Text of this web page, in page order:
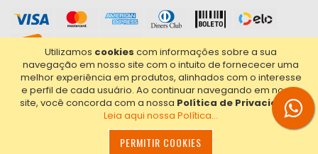
Utilizamos cookies com informações sobre a sua
navegação em nosso site com o intuito de fornececer uma
melhor experiência em produtos, alinhados com o interesse
e perfil de cada usuário. Ao continuar navegando em nosso
site, você concorda com a nossa Política de Privacidade.
Leia aqui nossa Política...
PERMITIR COOKIES
2021© Copyright Poligrafica Bazar Ltda- CNPJ 42.500.090/0001-
20 - Todos os direitos reservados.